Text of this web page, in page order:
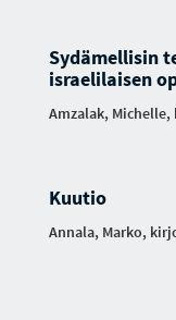
Sydämellisin
israelilaisen
Amzalak,
Kuutio
Annala, Marko,